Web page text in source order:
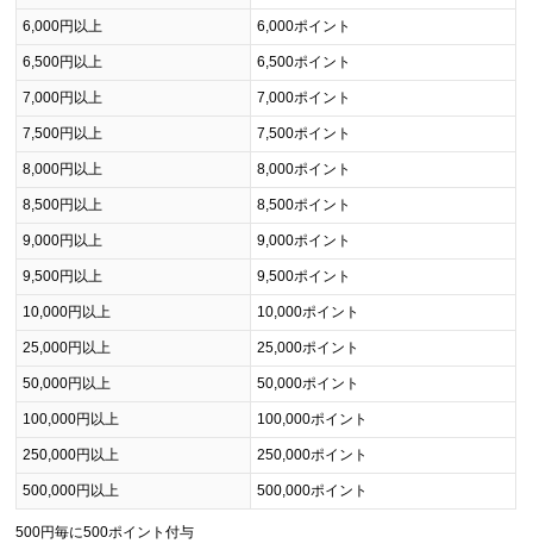
6,000円以上 6,000ポイント
6,500円以上 6,500ポイント
7,000円以上 7,000ポイント
7,500円以上 7,500ポイント
8,000円以上 8,000ポイント
8,500円以上 8,500ポイント
9,000円以上 9,000ポイント
9,500円以上 9,500ポイント
10,000円以上 10,000ポイント
25,000円以上 25,000ポイント
50,000円以上 50,000ポイント
100,000円以上 100,000ポイント
250,000円以上 250,000ポイント
500,000円以上 500,000ポイント
500円毎に500ポイント付与